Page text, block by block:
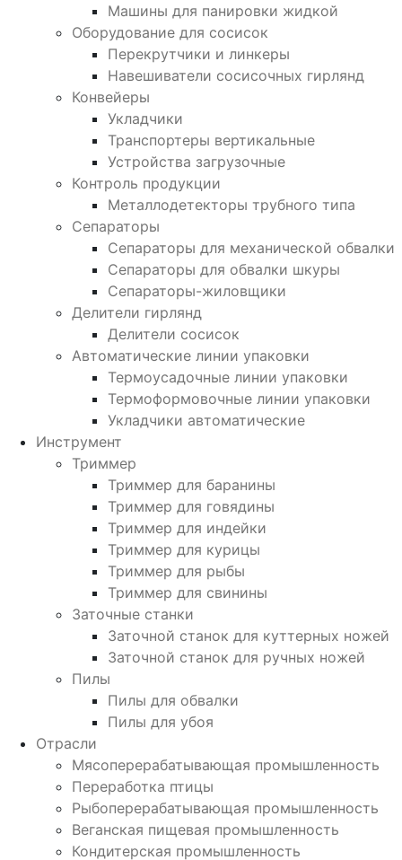
Машины для панировки жидкой
Оборудование для сосисок
Перекрутчики и линкеры
Навешиватели сосисочных гирлянд
Конвейеры
Укладчики
Транспортеры вертикальные
Устройства загрузочные
Контроль продукции
Металлодетекторы трубного типа
Сепараторы
Сепараторы для механической обвалки
Сепараторы для обвалки шкуры
Сепараторы-жиловщики
Делители гирлянд
Делители сосисок
Автоматические линии упаковки
Термоусадочные линии упаковки
Термоформовочные линии упаковки
Укладчики автоматические
Инструмент
Триммер
Триммер для баранины
Триммер для говядины
Триммер для индейки
Триммер для курицы
Триммер для рыбы
Триммер для свинины
Заточные станки
Заточной станок для куттерных ножей
Заточной станок для ручных ножей
Пилы
Пилы для обвалки
Пилы для убоя
Отрасли
Мясоперерабатывающая промышленность
Переработка птицы
Рыбоперерабатывающая промышленность
Веганская пищевая промышленность
Кондитерская промышленность